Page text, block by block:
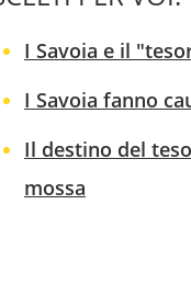
I Savoia e il
I Savoia fanno
Il destino del
mossa